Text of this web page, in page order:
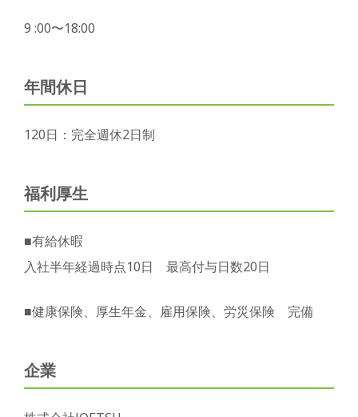
9 :00〜18:00
年間休日
120日：完全週休2日制
福利厚生
■有給休暇
入社半年経過時点10日 最高付与日数20日
■健康保険、厚生年金、雇用保険、労災保険 完備
企業